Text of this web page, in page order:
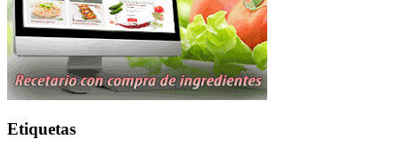
Etiquetas